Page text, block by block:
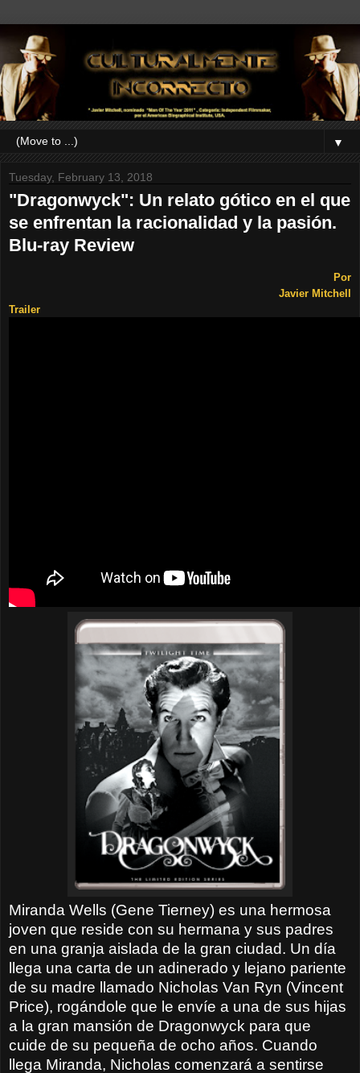
▼
Tuesday, February 13, 2018
"Dragonwyck": Un relato gótico en el que
se enfrentan la racionalidad y la pasión.
Blu-ray Review
Por
Javier Mitchell
Trailer
Miranda Wells (Gene Tierney) es una hermosa
joven que reside con su hermana y sus padres
en una granja aislada de la gran ciudad. Un día
llega una carta de un adinerado y lejano pariente
de su madre llamado Nicholas Van Ryn (Vincent
Price), rogándole que le envíe a una de sus hijas
a la gran mansión de Dragonwyck para que
cuide de su pequeña de ocho años. Cuando
llega Miranda, Nicholas comenzará a sentirse